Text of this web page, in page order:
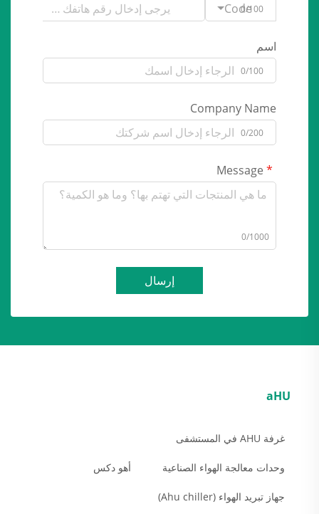
Code0/100
اسم
0/100
Company Name
0/200
0/1000
إرسال
aHU
غرفة AHU في المستشفى
وحدات معالجة الهواء الصناعية أهو دكس
جهاز تبريد الهواء (Ahu chiller)